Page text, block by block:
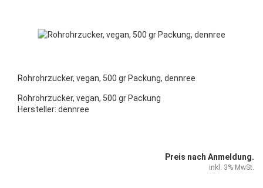
Rohrohrzucker, vegan, 500 gr Packung, dennree
Rohrohrzucker, vegan, 500 gr Packung
Hersteller: dennree
Preis nach Anmeldung.
inkl. 3% MwSt.